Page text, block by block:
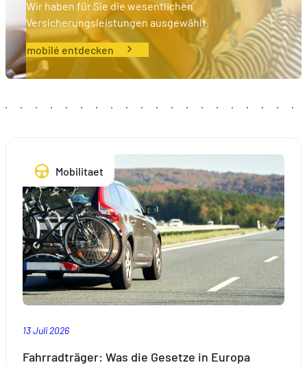
Wir haben für Sie die wesentlichen
Versicherungsleistungen ausgewählt.
mobilé entdecken
Mobilitaet
13 Juli 2026
Fahrradträger: Was die Gesetze in Europa